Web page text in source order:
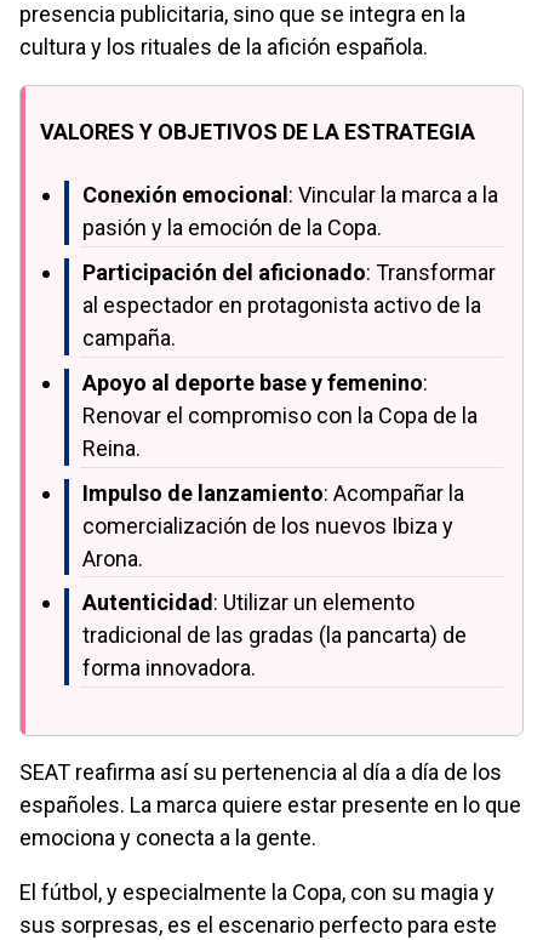
presencia publicitaria, sino que se integra en la
cultura y los rituales de la afición española.
VALORES Y OBJETIVOS DE LA ESTRATEGIA
Conexión emocional : Vincular la marca a la
pasión y la emoción de la Copa.
Participación del aficionado: Transformar
al espectador en protagonista activo de la
campaña.
Apoyo al deporte base y femenino:
Renovar el compromiso con la Copa de la
Reina.
Impulso de lanzamiento: Acompañar la
comercialización de los nuevos Ibiza y
Arona.
Autenticidad: Utilizar un elemento
tradicional de las gradas (la pancarta) de
forma innovadora.
SEAT reafirma así su pertenencia al día a día de los
españoles. La marca quiere estar presente en lo que
emociona y conecta a la gente.
El fútbol, y especialmente la Copa, con su magia y
sus sorpresas, es el escenario perfecto para este